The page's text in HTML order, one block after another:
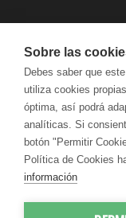
Sobre las
Debes saber que
utiliza cookies
óptima, así podrá
analíticas. Si
botón "Permitir
Política de Cookies
información